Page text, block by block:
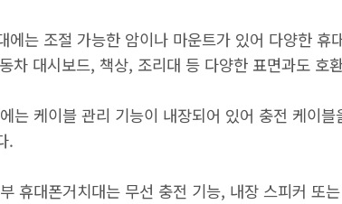
에는 조절 가능한 암이나 마운트가 있어 다양한 휴
차 대시보드, 책상, 조리대 등 다양한 표면과도 호
는 케이블 관리 기능이 내장되어 있어 충전 케이
.
휴대폰거치대는 무선 충전 기능, 내장 스피커 또